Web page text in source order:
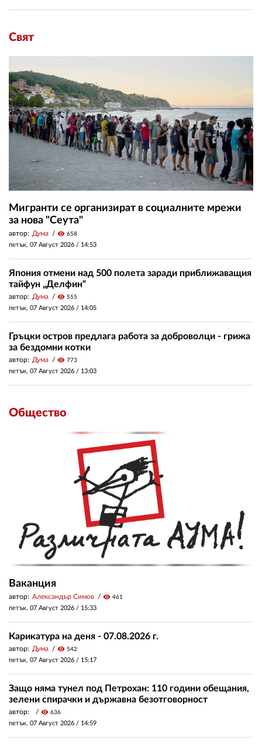
Свят
Мигранти се организират в социалните мрежи
за нова "Сеута"
автор: Дума visibility 658
петък, 07 Август 2026 / 14:53
Япония отмени над 500 полета заради приближаващия
тайфун „Делфин“
автор: Дума visibility 555
петък, 07 Август 2026 / 14:05
Гръцки остров предлага работа за доброволци - грижа
за бездомни котки
автор: Дума visibility 773
петък, 07 Август 2026 / 13:03
Общество
Ваканция
автор: Александър Симов visibility 461
петък, 07 Август 2026 / 15:33
Карикатура на деня - 07.08.2026 г.
автор: Дума visibility 542
петък, 07 Август 2026 / 15:17
Защо няма тунел под Петрохан: 110 години обещания,
зелени спирачки и държавна безотговорност
автор: visibility 636
петък, 07 Август 2026 / 14:59